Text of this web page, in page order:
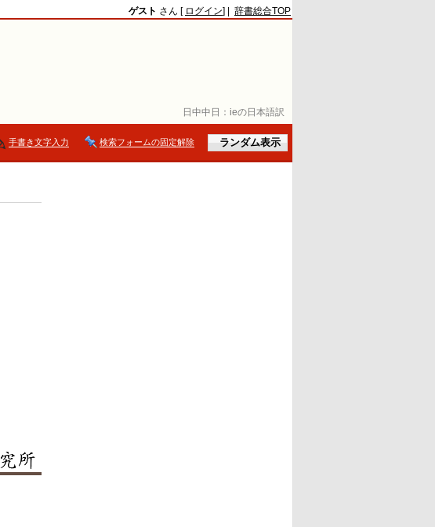
日中中日： ieの日本語訳
ゲスト さん [ ログイン] | 辞書総合TOP
手書き文字入力 検索フォームの固定解除